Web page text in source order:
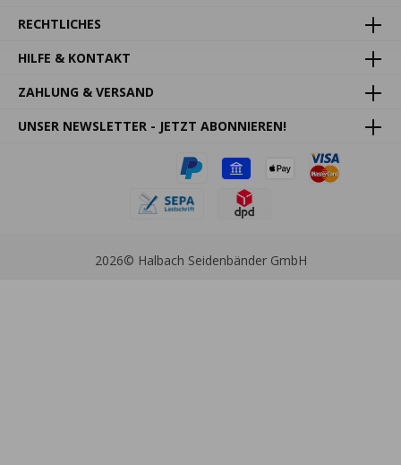
RECHTLICHES
HILFE & KONTAKT
ZAHLUNG & VERSAND
UNSER NEWSLETTER - JETZT ABONNIEREN!
2026© Halbach Seidenbänder GmbH